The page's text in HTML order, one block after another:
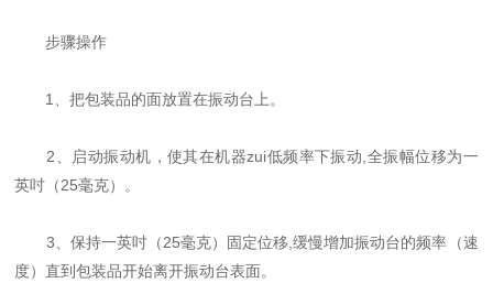
步骤操作
1 、把包装品的面放置在振动台上。
2 、启动振动机，使其在机器zui低频率下振动 全振幅位移为一
英吋（25毫克）。
3 、保持一英吋（25毫克）固定位移 ,缓慢增加振动台的频率（速
度）直到包装品开始离开振动台表面。